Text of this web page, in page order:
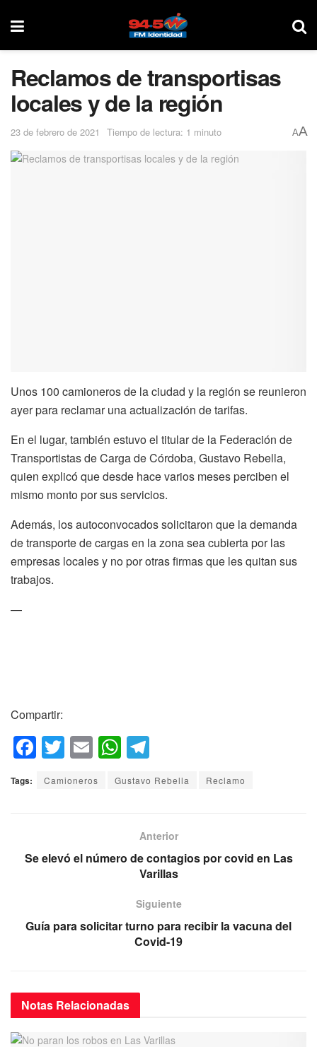
Reclamos de transportisas
locales y de la región
23 de febrero de 2021 Tiempo de lectura: 1 minuto AA
Unos 100 camioneros de la ciudad y la región se reunieron
ayer para reclamar una actualización de tarifas.
En el lugar, también estuvo el titular de la Federación de
Transportistas de Carga de Córdoba, Gustavo Rebella,
quien explicó que desde hace varios meses perciben el
mismo monto por sus servicios.
Además, los autoconvocados solicitaron que la demanda
de transporte de cargas en la zona sea cubierta por las
empresas locales y no por otras firmas que les quitan sus
trabajos.
—
Compartir:
F
a
c
o
T
wi
tt
E
ail
W
h
at
p
el
e
a
m
Tags: Camioneros Gustavo Rebella Reclamo
Anterior
Se elevó el número de contagios por covid en Las
Varillas
Siguiente
Guía para solicitar turno para recibir la vacuna del
Covid-19
Notas Relacionadas